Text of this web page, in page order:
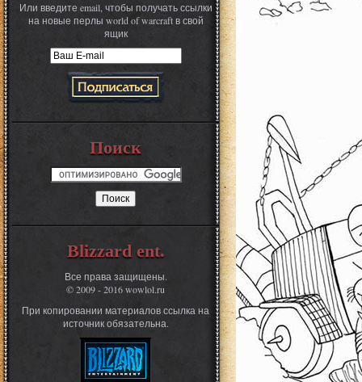
Или введите email, чтобы получать ссылки
на новые перлы world of warcraft в свой
ящик
Поиск
Blizzard ent.
Все права защищены.
© 2009 - 2016 wowlol.ru
При копировании материалов ссылка на
источник обязательна.